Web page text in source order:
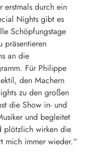
durch ein
Nights gibt es
Schöpfungstage
präsentieren
an die
Für Philippe
den Machern
zu den großen
die Show in- und
und begleitet
plötzlich wirken die
mich immer wieder.“